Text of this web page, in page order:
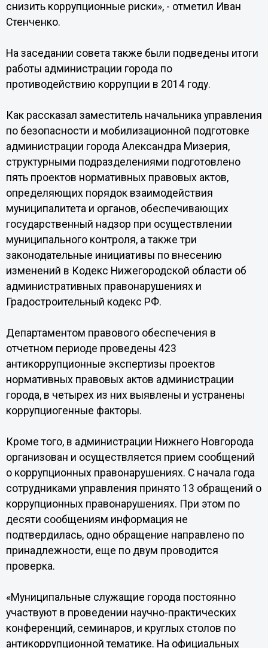
снизить коррупционные риски», - отметил Иван
Стенченко.
На заседании совета также были подведены итоги
работы администрации города по
противодействию коррупции в 2014 году.
Как рассказал заместитель начальника управления
по безопасности и мобилизационной подготовке
администрации города Александра Мизерия,
структурными подразделениями подготовлено
пять проектов нормативных правовых актов,
определяющих порядок взаимодействия
муниципалитета и органов, обеспечивающих
государственный надзор при осуществлении
муниципального контроля, а также три
законодательные инициативы по внесению
изменений в Кодекс Нижегородской области об
административных правонарушениях и
Градостроительный кодекс РФ.
Департаментом правового обеспечения в
отчетном периоде проведены 423
антикоррупционные экспертизы проектов
нормативных правовых актов администрации
города, в четырех из них выявлены и устранены
коррупциогенные факторы.
Кроме того, в администрации Нижнего Новгорода
организован и осуществляется прием сообщений
о коррупционных правонарушениях. С начала года
сотрудниками управления принято 13 обращений о
коррупционных правонарушениях. При этом по
десяти сообщениям информация не
подтвердилась, одно обращение направлено по
принадлежности, еще по двум проводится
проверка.
«Муниципальные служащие города постоянно
участвуют в проведении научно-практических
конференций, семинаров, и круглых столов по
антикоррупционной тематике. На официальных